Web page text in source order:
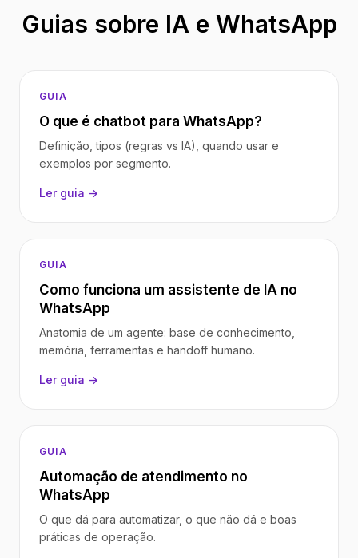
Guias sobre IA e WhatsApp
GUIA
O que é chatbot para WhatsApp?
Definição, tipos (regras vs IA), quando usar e
exemplos por segmento.
Ler guia →
GUIA
Como funciona um assistente de IA no
WhatsApp
Anatomia de um agente: base de conhecimento,
memória, ferramentas e handoff humano.
Ler guia →
GUIA
Automação de atendimento no
WhatsApp
O que dá para automatizar, o que não dá e boas
práticas de operação.